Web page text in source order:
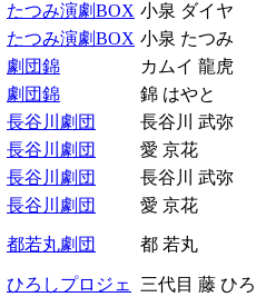
たつみ演劇BOX 小泉 ダイヤ
たつみ演劇BOX 小泉 たつみ
劇団錦
カムイ 龍虎
劇団錦
錦 はやと
長谷川劇団
長谷川 武弥
長谷川劇団
愛 京花
長谷川劇団
長谷川 武弥
長谷川劇団
愛 京花
都若丸劇団 都 若丸
ひろしプロジェ
三代目 藤 ひろ